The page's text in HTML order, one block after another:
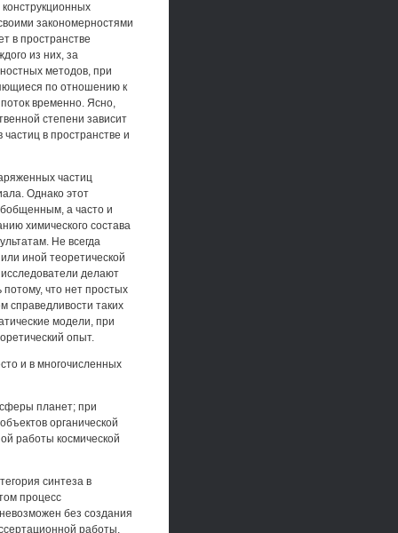
закономерностями
в пространстве
из них, за
методов, при
по отношению к
временно. Ясно,
степени зависит
в пространстве и
частиц
Однако этот
а часто и
химического состава
Не всегда
иной теоретической
делают
что нет простых
справедливости таких
модели, при
опыт.
и в многочисленных
планет; при
органической
работы космической
синтеза в
процесс
без создания
работы,